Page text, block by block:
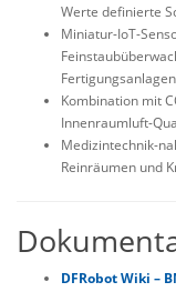
Werte definierte
Miniatur-IoT-
Fertigungsanlagen
Kombination mit
Innenraumluft-
Medizintechnik-
Reinräumen und
DFRobot Wiki –